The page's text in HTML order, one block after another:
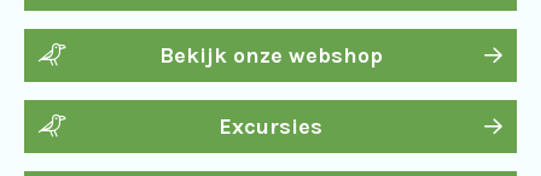
Bekijk onze webshop
Excursies